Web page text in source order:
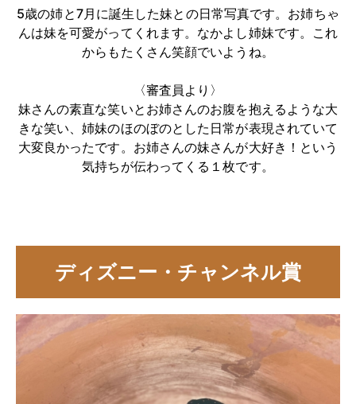
5歳の姉と7月に誕生した妹との日常写真です。お姉ちゃ
んは妹を可愛がってくれます。なかよし姉妹です。これ
からもたくさん笑顔でいようね。
〈審査員より〉
妹さんの素直な笑いとお姉さんのお腹を抱えるような大
きな笑い、姉妹のほのぼのとした日常が表現されていて
大変良かったです。お姉さんの妹さんが大好き！という
気持ちが伝わってくる１枚です。
ディズニー・チャンネル賞